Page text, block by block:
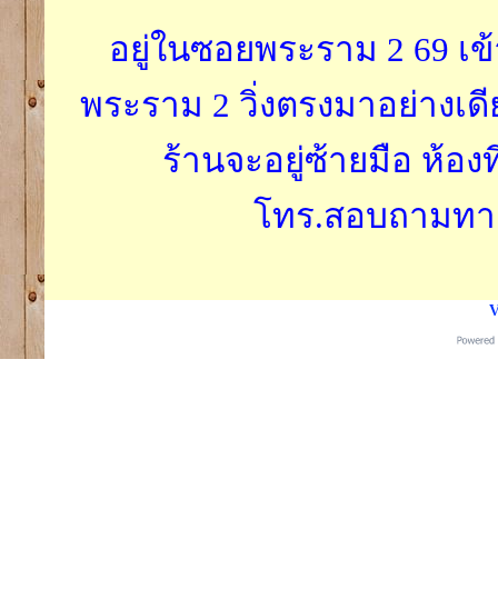
อยู่ในซอยพระราม 2 69 เ
พระราม 2 วิ่งตรงมาอย่างเ
ร้านจะอยู่ซ้ายมือ ห้อง
โทร.สอบถามทา